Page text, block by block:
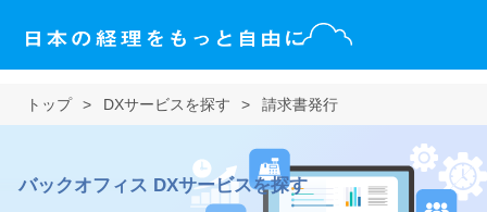
トップ DXサービスを探す 請求書発行
バックオフィス DXサービスを探す